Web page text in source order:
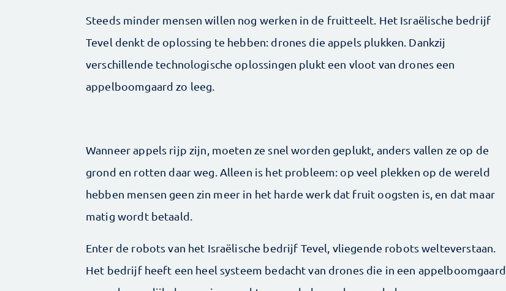
Steeds minder mensen willen nog werken in de fruitteelt. Het Israëlische bedrijf
Tevel denkt de oplossing te hebben: drones die appels plukken. Dankzij
verschillende technologische oplossingen plukt een vloot van drones een
appelboomgaard zo leeg.
Wanneer appels rijp zijn, moeten ze snel worden geplukt, anders vallen ze op de
grond en rotten daar weg. Alleen is het probleem: op veel plekken op de wereld
hebben mensen geen zin meer in het harde werk dat fruit oogsten is, en dat maar
matig wordt betaald.
Enter de robots van het Israëlische bedrijf Tevel, vliegende robots welteverstaan.
Het bedrijf heeft een heel systeem bedacht van drones die in een appelboomgaard